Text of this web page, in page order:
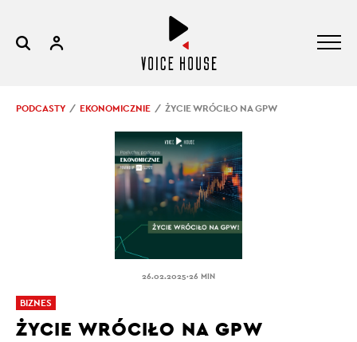
PODCASTY EKONOMICZNIE ŻYCIE WRÓCIŁO NA GPW
26.02.2025.26 MIN
ŻYCIE WRÓCIŁO NA GPW
BIZNES